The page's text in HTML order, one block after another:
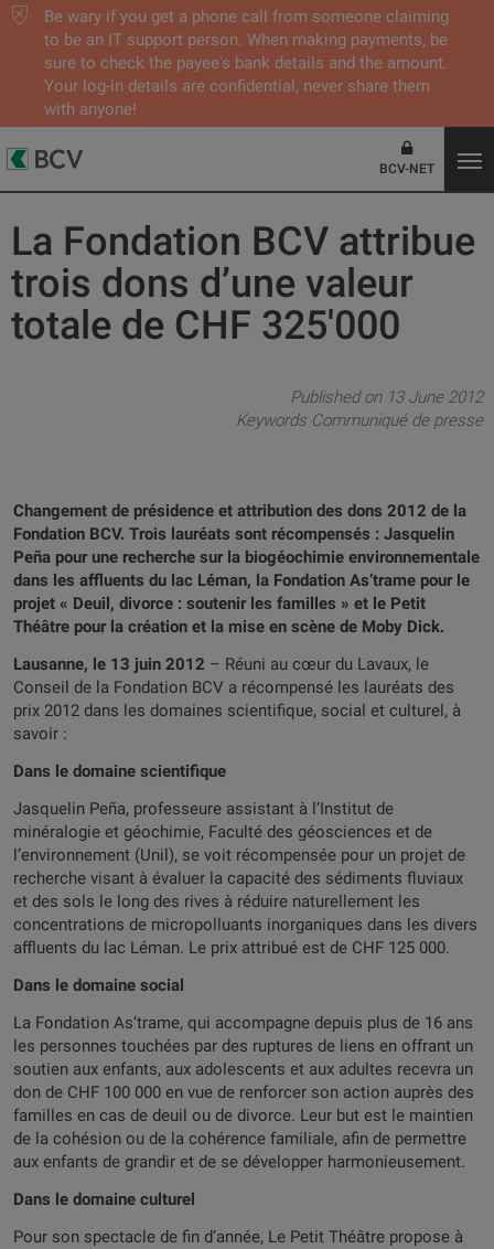
Be wary if you get a phone call from someone claiming
to be an IT support person. When making payments, be
sure to check the payee's bank details and the amount.
Your log-in details are confidential, never share them
with anyone!
BCV-NET
La Fondation BCV attribue
trois dons d’une valeur
totale de CHF 325'000
Published on 13 June 2012
Keywords Communiqué de presse
Changement de présidence et attribution des dons 2012 de la
Fondation BCV. Trois lauréats sont récompensés : Jasquelin
Peña pour une recherche sur la biogéochimie environnementale
dans les affluents du lac Léman, la Fondation As’trame pour le
projet « Deuil, divorce : soutenir les familles » et le Petit
Théâtre pour la création et la mise en scène de Moby Dick.
Lausanne, le 13 juin 2012 – Réuni au cœur du Lavaux, le
Conseil de la Fondation BCV a récompensé les lauréats des
prix 2012 dans les domaines scientifique, social et culturel, à
savoir :
Dans le domaine scientifique
Jasquelin Peña, professeure assistant à l’Institut de
minéralogie et géochimie, Faculté des géosciences et de
l’environnement (Unil), se voit récompensée pour un projet de
recherche visant à évaluer la capacité des sédiments fluviaux
et des sols le long des rives à réduire naturellement les
concentrations de micropolluants inorganiques dans les divers
affluents du lac Léman. Le prix attribué est de CHF 125 000.
Dans le domaine social
La Fondation As’trame, qui accompagne depuis plus de 16 ans
les personnes touchées par des ruptures de liens en offrant un
soutien aux enfants, aux adolescents et aux adultes recevra un
don de CHF 100 000 en vue de renforcer son action auprès des
familles en cas de deuil ou de divorce. Leur but est le maintien
de la cohésion ou de la cohérence familiale, afin de permettre
aux enfants de grandir et de se développer harmonieusement.
Dans le domaine culturel
Pour son spectacle de fin d’année, Le Petit Théâtre propose à